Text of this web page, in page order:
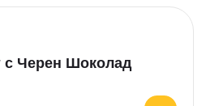
с Черен Шоколад